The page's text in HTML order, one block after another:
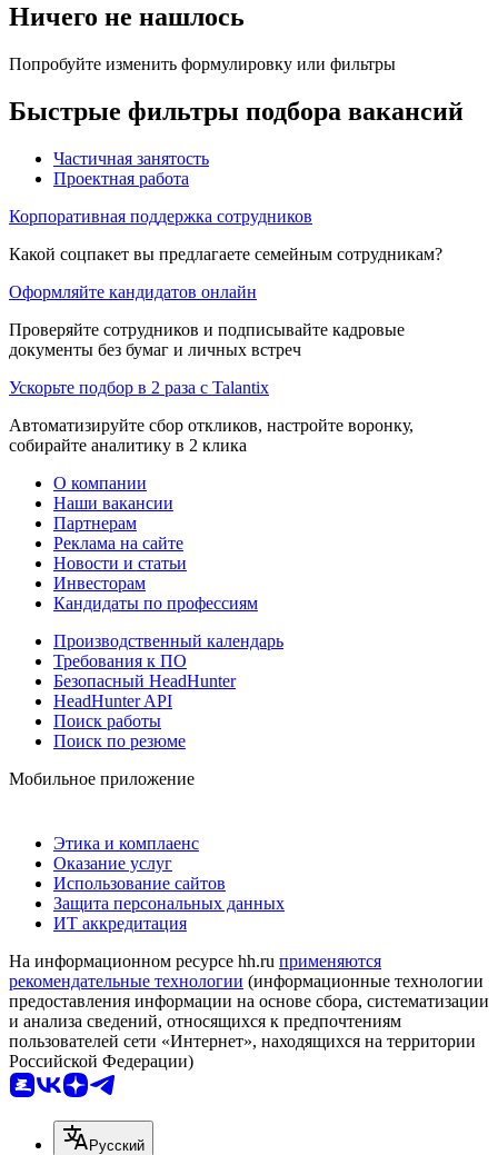
Ничего не нашлось
Попробуйте изменить формулировку или фильтры
Быстрые фильтры подбора вакансий
Частичная занятость
Проектная работа
Корпоративная поддержка сотрудников
Какой соцпакет вы предлагаете семейным сотрудникам?
Оформляйте кандидатов онлайн
Проверяйте сотрудников и подписывайте кадровые
документы без бумаг и личных встреч
Ускорьте подбор в 2 раза с Talantix
Автоматизируйте сбор откликов, настройте воронку,
собирайте аналитику в 2 клика
О компании
Наши вакансии
Партнерам
Реклама на сайте
Новости и статьи
Инвесторам
Кандидаты по профессиям
Производственный календарь
Требования к ПО
Безопасный HeadHunter
HeadHunter API
Поиск работы
Поиск по резюме
Мобильное приложение
Этика и комплаенс
Оказание услуг
Использование сайтов
Защита персональных данных
ИТ аккредитация
На информационном ресурсе hh.ru применяются
рекомендательные технологии (информационные технологии
предоставления информации на основе сбора, систематизации
и анализа сведений, относящихся к предпочтениям
пользователей сети «Интернет», находящихся на территории
Российской Федерации)
Русский